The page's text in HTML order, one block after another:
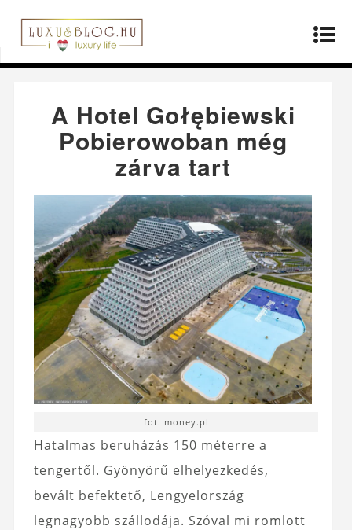
Kezdőlap»Ingatlan
Pobierowoban még zárva tart
A Hotel Gołębiewski
Pobierowoban még
zárva tart
fot. money.pl
Hatalmas beruházás 150 méterre a
tengertől. Gyönyörű elhelyezkedés,
bevált befektető, Lengyelország
legnagyobb szállodája. Szóval mi romlott